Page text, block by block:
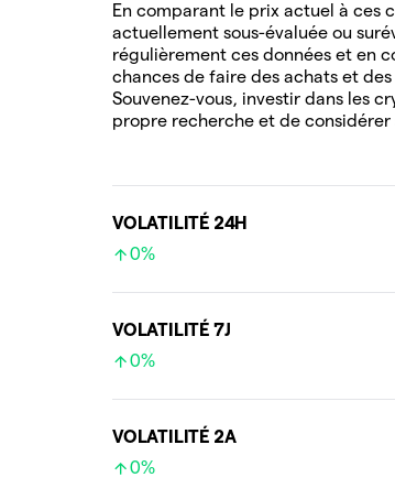
En comparant le prix actuel à ces
actuellement sous-évaluée ou
régulièrement ces données et en
chances de faire des achats et
Souvenez-vous, investir dans les
propre recherche et de
VOLATILITÉ 24H
0%
VOLATILITÉ 7J
0%
VOLATILITÉ 2A
0%